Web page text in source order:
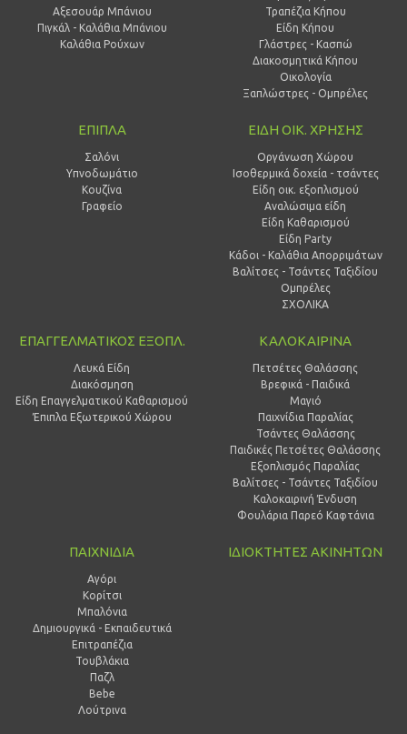
Αξεσουάρ Μπάνιου
Πιγκάλ - Καλάθια Μπάνιου
Καλάθια Ρούχων
Τραπέζια Κήπου
Είδη Κήπου
Γλάστρες - Κασπώ
Διακοσμητικά Κήπου
Οικολογία
Ξαπλώστρες - Ομπρέλες
ΕΠΙΠΛΑ
Σαλόνι
Υπνοδωμάτιο
Κουζίνα
Γραφείο
ΕΙΔΗ ΟΙΚ. ΧΡΗΣΗΣ
Οργάνωση Χώρου
Ισοθερμικά δοχεία - τσάντες
Είδη οικ. εξοπλισμού
Αναλώσιμα είδη
Είδη Καθαρισμού
Είδη Party
Κάδοι - Καλάθια Απορριμάτων
Βαλίτσες - Τσάντες Ταξιδίου
Ομπρέλες
ΣΧΟΛΙΚΑ
ΕΠΑΓΓΕΛΜΑΤΙΚΟΣ ΕΞΟΠΛ.
Λευκά Είδη
Διακόσμηση
Είδη Επαγγελματικού Καθαρισμού
Έπιπλα Εξωτερικού Χώρου
ΚΑΛΟΚΑΙΡΙΝΑ
Πετσέτες Θαλάσσης
Βρεφικά - Παιδικά
Μαγιό
Παιχνίδια Παραλίας
Τσάντες Θαλάσσης
Παιδικές Πετσέτες Θαλάσσης
Εξοπλισμός Παραλίας
Βαλίτσες - Τσάντες Ταξιδίου
Καλοκαιρινή Ένδυση
Φουλάρια Παρεό Καφτάνια
ΠΑΙΧΝΙΔΙΑ
Αγόρι
Κορίτσι
Μπαλόνια
Δημιουργικά - Εκπαιδευτικά
Επιτραπέζια
Τουβλάκια
Παζλ
Bebe
Λούτρινα
ΙΔΙΟΚΤΗΤΕΣ ΑΚΙΝΗΤΩΝ